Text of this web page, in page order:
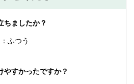
ちましたか？
ふつう
やすかったですか？